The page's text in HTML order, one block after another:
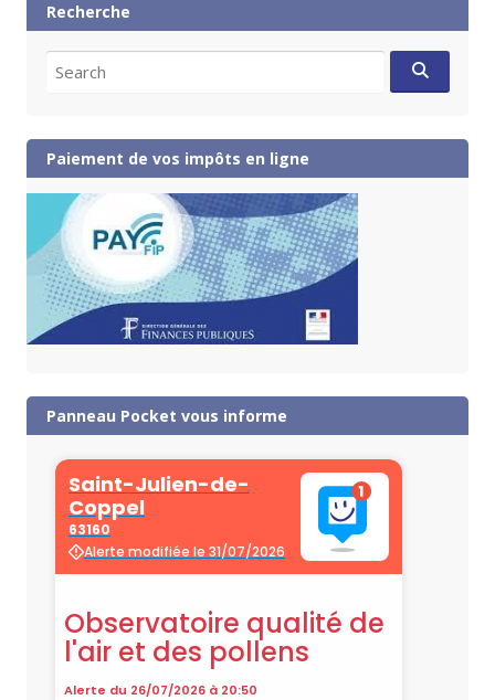
Recherche
for:
Paiement de vos impôts en ligne
Panneau Pocket vous informe